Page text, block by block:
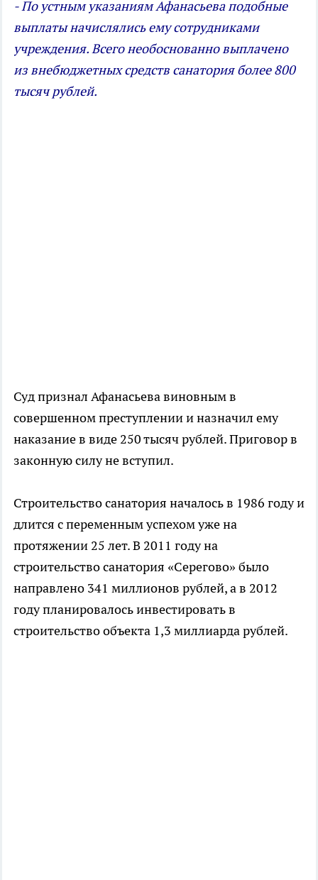
- По устным указаниям Афанасьева подобные
выплаты начислялись ему сотрудниками
учреждения. Всего необоснованно выплачено
из внебюджетных средств санатория более 800
тысяч рублей.
Суд признал Афанасьева виновным в
совершенном преступлении и назначил ему
наказание в виде 250 тысяч рублей. Приговор в
законную силу не вступил.
Строительство санатория началось в 1986 году и
длится с переменным успехом уже на
протяжении 25 лет. В 2011 году на
строительство санатория «Серегово» было
направлено 341 миллионов рублей, а в 2012
году планировалось инвестировать в
строительство объекта 1,3 миллиарда рублей.